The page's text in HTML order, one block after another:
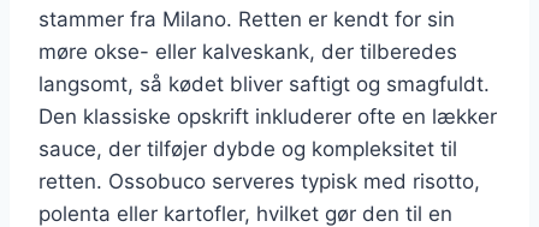
stammer fra Milano. Retten er kendt for sin
møre okse- eller kalveskank, der tilberedes
langsomt, så kødet bliver saftigt og smagfuldt.
Den klassiske opskrift inkluderer ofte en lækker
sauce, der tilføjer dybde og kompleksitet til
retten. Ossobuco serveres typisk med risotto,
polenta eller kartofler, hvilket gør den til en